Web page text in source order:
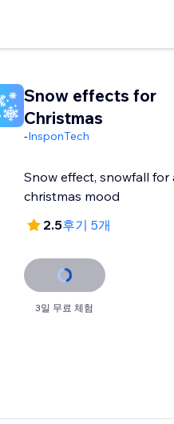
Snow effects for
Christmas
-InsponTech
Snow effect, snowfall for
christmas mood
2.5후기 5개
3일 무료 체험